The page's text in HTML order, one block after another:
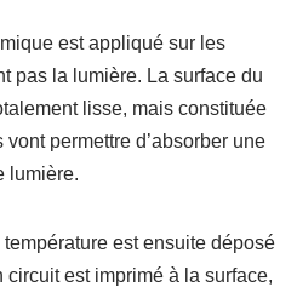
est appliqué sur les
pas la lumière. La surface du
lisse, mais constituée
permettre d’absorber une
lumière.
est ensuite déposé
circuit est imprimé à la surface,